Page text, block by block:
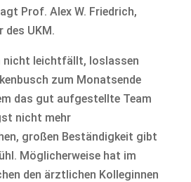
Prof. Alex W. Friedrich,
UKM.
nicht leichtfällt, loslassen
zum Monatsende
das gut aufgestellte Team
nicht mehr
großen Beständigkeit gibt
Möglicherweise hat im
den ärztlichen Kolleginnen